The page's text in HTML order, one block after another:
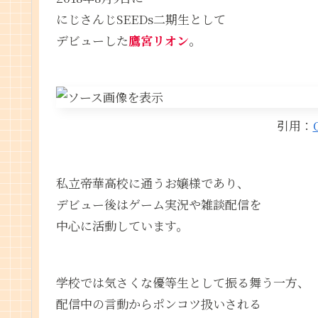
にじさんじSEEDs二期生として
デビューした鷹宮リオン。
引用：
私立帝華高校に通うお嬢様であり、
デビュー後はゲーム実況や雑談配信を
中心に活動しています。
学校では気さくな優等生として振る舞う一方、
配信中の言動からポンコツ扱いされる